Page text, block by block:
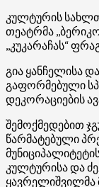
კულტურის
თეატრმა
,,კუკარაჩას“
გია ყანჩელისა
გაფორმებული
დეკორაციების
შემოქმედებით
წარმატებული
კულტურისა და
ყავრელიშვილმა